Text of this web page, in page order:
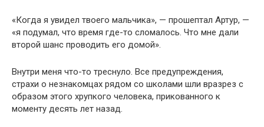
«Когда я увидел твоего мальчика», — прошептал Артур, —
«я подумал, что время где-то сломалось. Что мне дали
второй шанс проводить его домой».
Внутри меня что-то треснуло. Все предупреждения,
страхи о незнакомцах рядом со школами шли вразрез с
образом этого хрупкого человека, прикованного к
моменту десять лет назад.